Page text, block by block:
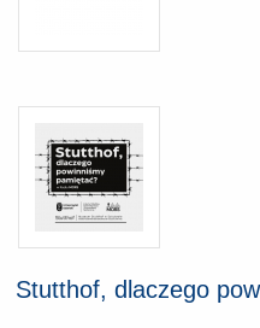
Stutthof, dlaczego